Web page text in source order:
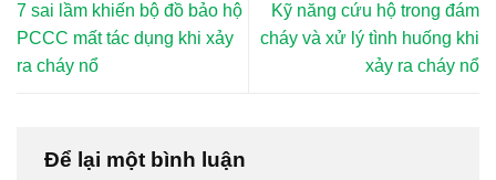
7 sai lầm khiến bộ đồ bảo hộ
PCCC mất tác dụng khi xảy
ra cháy nổ
Kỹ năng cứu hộ trong đám
cháy và xử lý tình huống khi
xảy ra cháy nổ
Để lại một bình luận